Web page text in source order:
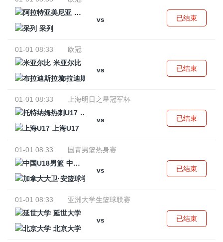
阿拉特亚美尼亚
vs
采列
已结束
01-01 08:33
欧冠
米亚尔比
vs
布拉迪斯拉发
已结束
01-01 08:33
上海明日之星冠军杯
托特纳姆热刺U17
vs
上海U17
已结束
01-01 08:33
国青男篮热身赛
中国U18男篮
vs
已结束
01-01 08:33
亚洲大学生篮球联赛
延世大学
vs
北京大学
已结束